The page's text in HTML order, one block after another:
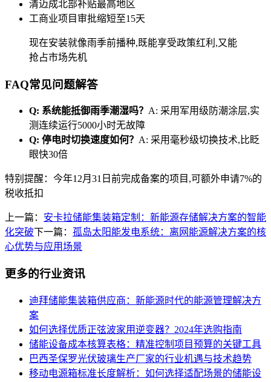
清迈成北部补贴最高地区
工商业项目审批缩短至15天
现在安装就像雨季前播种,既能享受政策红利,又能
抢占市场先机
FAQ常见问题解答
Q: 系统能抵御雨季潮湿吗？ A: 采用军用级防潮涂层,实
测连续运行5000小时无故障
Q: 停电时切换速度如何？ A: 采用毫秒级切换技术,比眨
眼快30倍
特别提醒：今年12月31日前完成备案的项目,可额外申请7%的
税收抵扣
上一篇： 安卡拉储能集装箱定制：新能源存储解决方案的智能
化突破下一篇： 孤岛太阳能发电系统：离网能源解决方案的核
心优势与应用场景
更多的行业资讯
迪拜储能集装箱供应商：新能源时代的能源管理解决方
案
如何选择优质正弦波家用逆变器？2024年选购指南
储能设备成本核算表格：精准控制项目预算的关键工具
巴西圣保罗光伏玻璃生产厂家的行业机遇与技术趋势
移动电源箱标准长度解析：如何选择适配场景的储能设